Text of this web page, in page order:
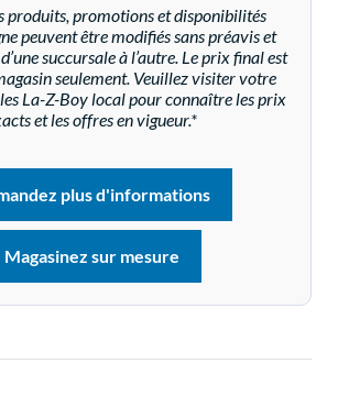
produits, promotions et disponibilités
peuvent être modifiés sans préavis et
succursale à l’autre. Le prix final est
seulement. Veuillez visiter votre
La-Z-Boy local pour connaître les prix
et les offres en vigueur.*
plus d'informations
Magasinez sur mesure